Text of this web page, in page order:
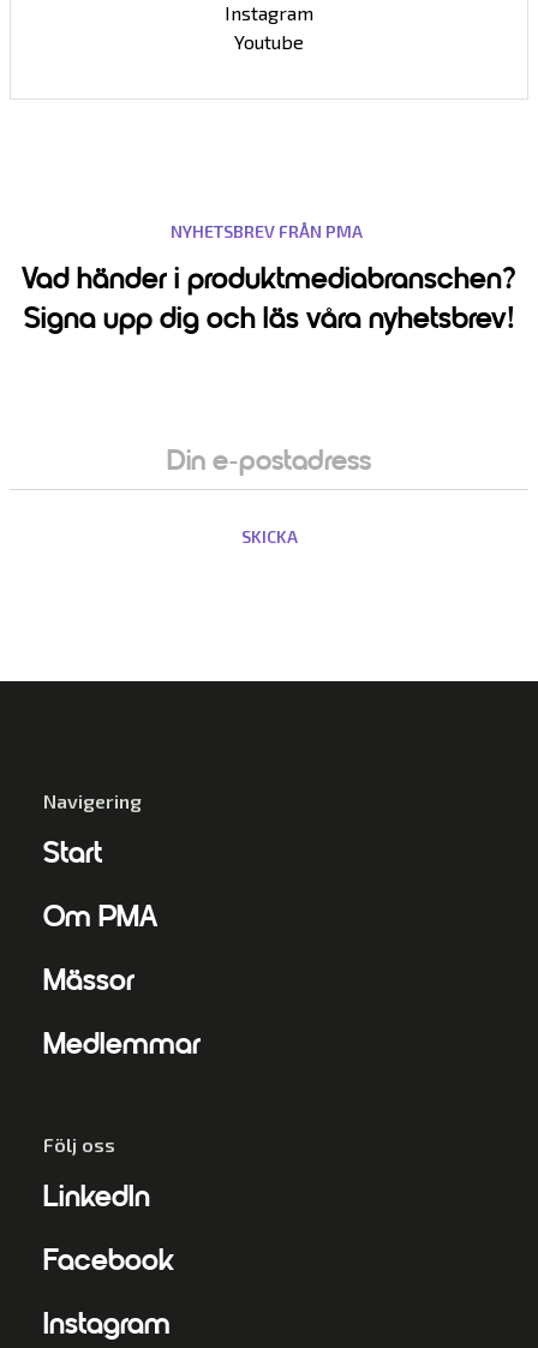
Instagram
Youtube
NYHETSBREV FRÅN PMA
Vad händer i produktmediabranschen?
Signa upp dig och läs våra nyhetsbrev!
Navigering
Start
Om PMA
Mässor
Medlemmar
Följ oss
LinkedIn
Facebook
Instagram